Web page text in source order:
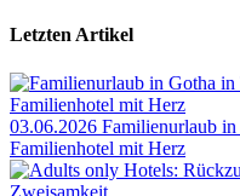
Letzten Artikel
03.06.2026 Familienurlaub
Familienhotel mit Herz